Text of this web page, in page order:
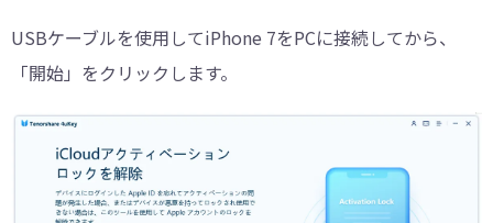
USBケーブルを使用してiPhone 7をPCに接続してから、
「開始」をクリックします。